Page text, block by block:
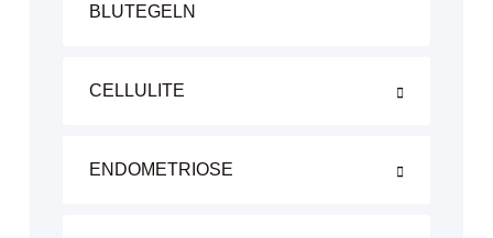
BLUTEGELN
CELLULITE
ENDOMETRIOSE